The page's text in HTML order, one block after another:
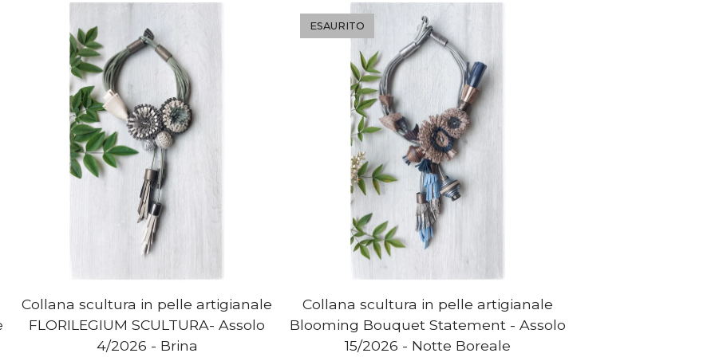
Collana scultura in pelle artigianale
FLORILEGIUM SCULTURA- Assolo
4/2026 - Brina
Collana scultura in pelle artigianale
Blooming Bouquet Statement - Assolo
15/2026 - Notte Boreale
ESAURITO